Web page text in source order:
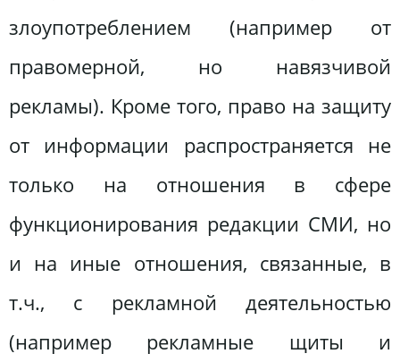
злоупотреблением (например от
правомерной, но навязчивой
рекламы). Кроме того, право на защиту
от информации распространяется не
только на отношения в сфере
функционирования редакции СМИ, но
и на иные отношения, связанные, в
т.ч., с рекламной деятельностью
(например рекламные щиты и